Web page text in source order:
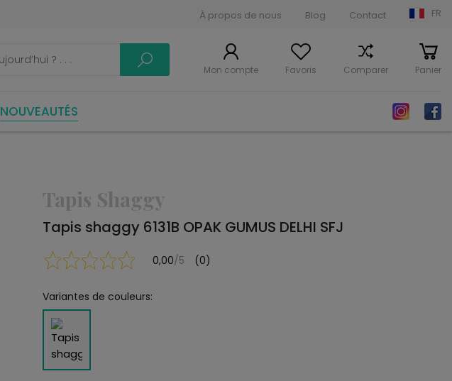
À propos de nous Blog Contact FR
Mon compte Favoris Comparer Panier
NOUVEAUTÉS
Tapis Shaggy
Tapis shaggy 6131B OPAK GUMUS DELHI SFJ
0,00/5 (0)
Variantes de couleurs: